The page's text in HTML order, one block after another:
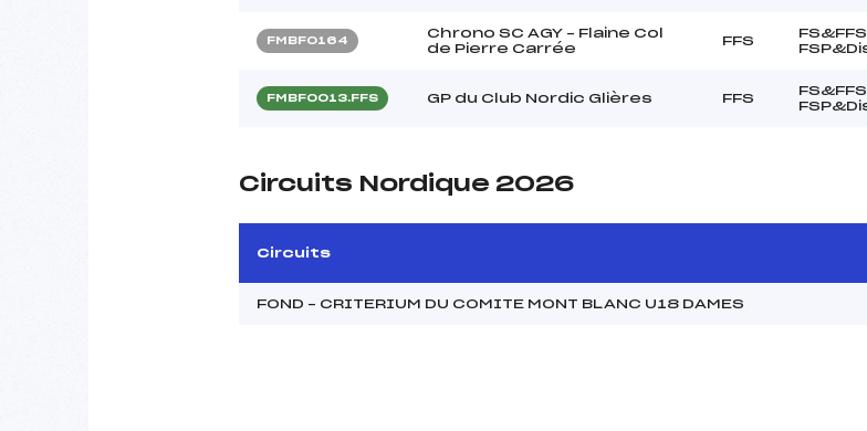
FMBF0164
Chrono SC AGY – Flaine Col
de Pierre Carrée
FFS
FMBF0013.FFS GP du Club Nordic Glières FFS
Circuits Nordique 2026
Circuits
FOND – CRITERIUM DU COMITE MONT BLANC U18 DAMES